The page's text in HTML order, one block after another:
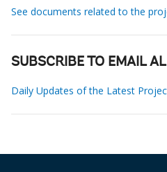
See documents related to the
SUBSCRIBE TO EMAIL
Daily Updates of the Latest